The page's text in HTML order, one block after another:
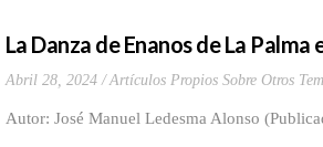
La Danza de Enanos de La
Abril 28, 2024 Artículos Propios Sobre Otros
Autor: José Manuel Ledesma Alonso